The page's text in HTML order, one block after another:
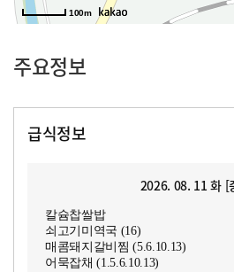
100m
주요정보
급식정보
2026. 08. 11 화 [
칼슘찹쌀밥
쇠고기미역국 (16)
매콤돼지갈비찜 (5.6.10.13)
어묵잡채 (1.5.6.10.13)